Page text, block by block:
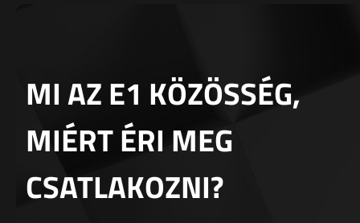
MI AZ E1 KÖZÖSSÉG,
MIÉRT ÉRI MEG
CSATLAKOZNI?